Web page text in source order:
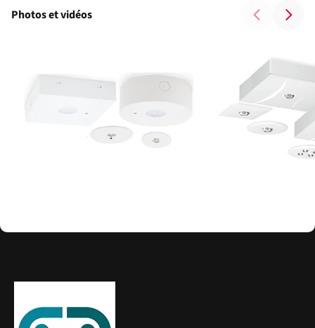
Photos et vidéos